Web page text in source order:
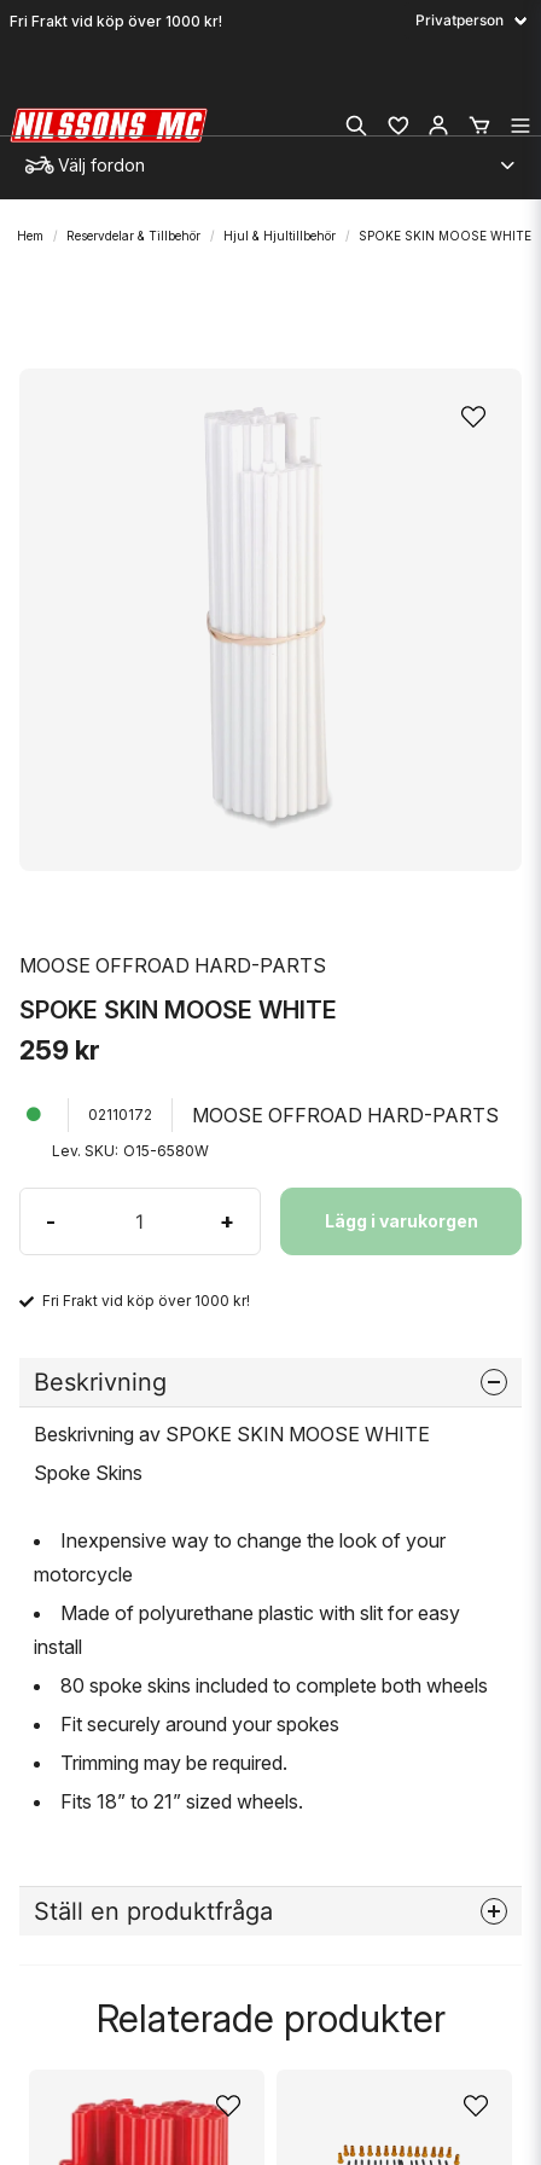
Fri Frakt vid köp över 1000 kr!
Välj fordon
Hem Reservdelar & Tillbehör Hjul & Hjultillbehör SPOKE SKIN MOOSE WHITE
MOOSE OFFROAD HARD-PARTS
SPOKE SKIN MOOSE WHITE
259 kr
02110172 MOOSE OFFROAD HARD-PARTS
Lev. SKU: O15-6580W
- + Lägg i varukorgen
Fri Frakt vid köp över 1000 kr!
Beskrivning
Beskrivning av SPOKE SKIN MOOSE WHITE
Spoke Skins
Inexpensive way to change the look of your
motorcycle
Made of polyurethane plastic with slit for easy
install
80 spoke skins included to complete both wheels
Fit securely around your spokes
Trimming may be required.
Fits 18” to 21” sized wheels.
Ställ en produktfråga
Namn
Relaterade produkter